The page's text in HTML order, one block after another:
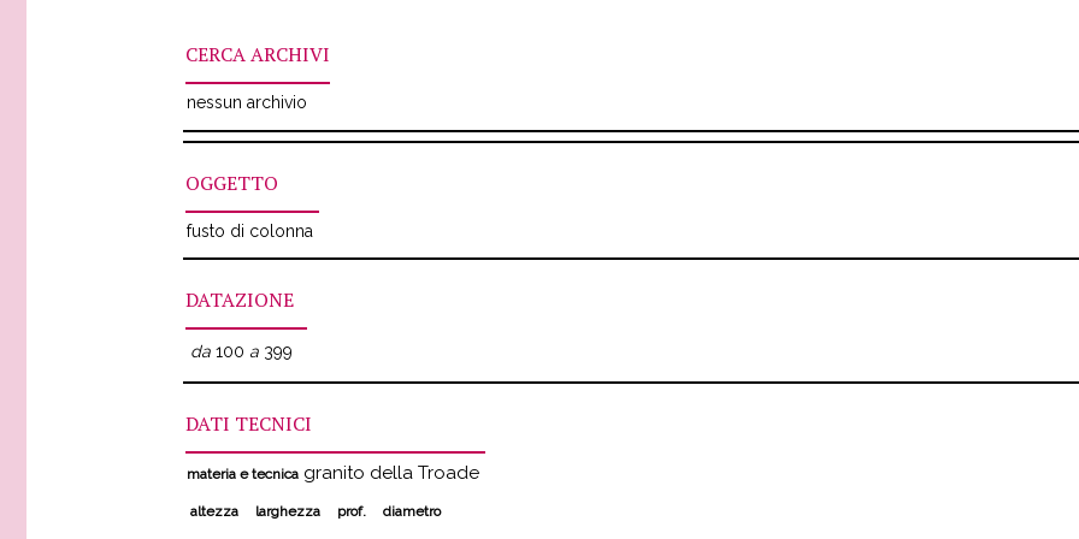
CERCA ARCHIVI
nessun archivio
OGGETTO
fusto di colonna
DATAZIONE
da 100 a 399
DATI TECNICI
materia e tecnica granito della Troade
altezza larghezza prof. diametro